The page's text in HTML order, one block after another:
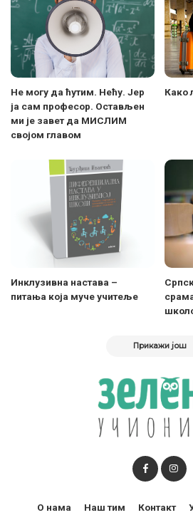
Не могу да ћутим. Нећу. Јер
ја сам професор. Остављен
ми је завет да МИСЛИМ
својом главом
Како
Инклузивна настава –
питања која муче учитеље
Прикажи још
О нама Наш тим Контакт